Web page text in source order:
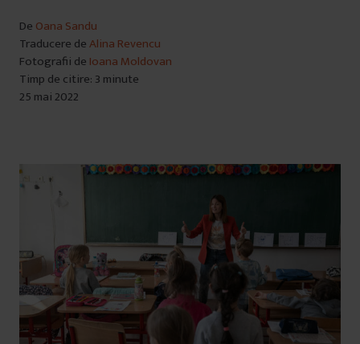
De Oana Sandu
Traducere deAlina Revencu
Fotografii de Ioana Moldovan
Timp de citire: 3 minute
25 mai 2022